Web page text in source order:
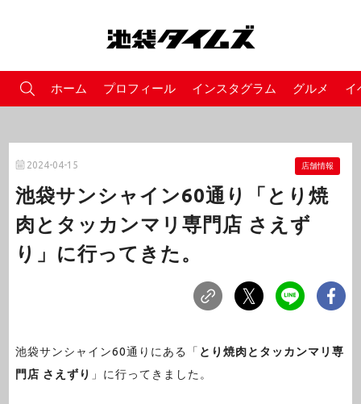
ホーム プロフィール インスタグラム グルメ イ
2024-04-15 店舗情報
池袋サンシャイン60通り「とり焼
肉とタッカンマリ専門店 さえず
り」に行ってきた。
池袋サンシャイン60通りにある「 とり焼肉とタッカンマリ専
門店 さえずり 」に行ってきました。